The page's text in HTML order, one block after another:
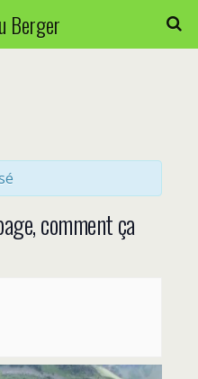
Berger
comment ça